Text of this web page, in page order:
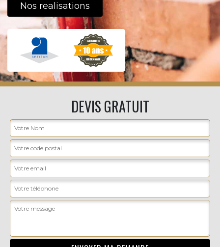
Nos realisations
DEVIS GRATUIT